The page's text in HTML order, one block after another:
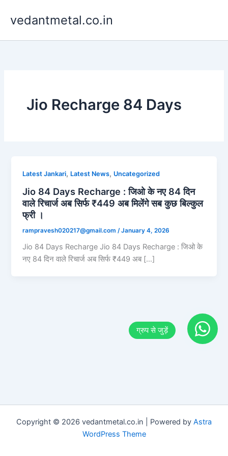
vedantmetal.co.in
Jio Recharge 84 Days
Latest Jankari, Latest News, Uncategorized
Jio 84 Days Recharge : जिओ के नए 84 दिन
वाले रिचार्ज अब सिर्फ ₹449 अब मिलेंगे सब कुछ बिल्कुल
फ्री ।
rampravesh020217@gmail.com /January 4, 2026
Jio 84 Days Recharge Jio 84 Days Recharge : जिओ के
नए 84 दिन वाले रिचार्ज अब सिर्फ ₹449 अब […]
Copyright © 2026 vedantmetal.co.in | Powered by Astra
WordPress Theme